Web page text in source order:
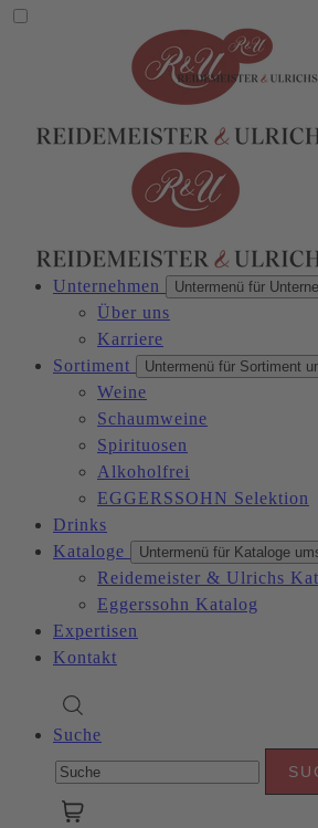
Unternehmen Untermenü für
Über uns
Karriere
Sortiment
Untermenü für Sortiment
Weine
Schaumweine
Spirituosen
Alkoholfrei
EGGERSSOHN Selektion
Drinks
Kataloge
Untermenü für Kataloge
Reidemeister & Ulrichs
Eggerssohn Katalog
Expertisen
Kontakt
Suche